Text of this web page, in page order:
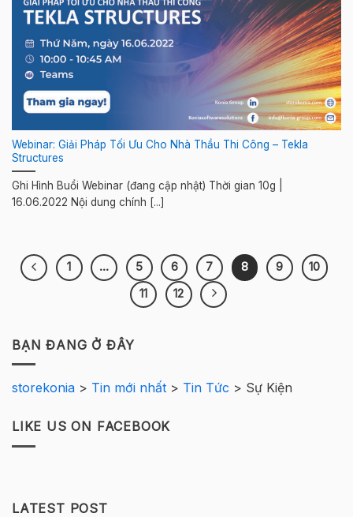
Webinar: Giải Pháp Tối Ưu Cho Nhà Thầu Thi Công – Tekla
Structures
Ghi Hình Buổi Webinar (đang cập nhật) Thời gian 10g |
16.06.2022 Nội dung chính [...]
1 … 5 6 7 8 9
10
11
12
BẠN ĐANG Ở ĐÂY
storekonia > Tin mới nhất > Tin Tức > Sự Kiện
LIKE US ON FACEBOOK
LATEST POST